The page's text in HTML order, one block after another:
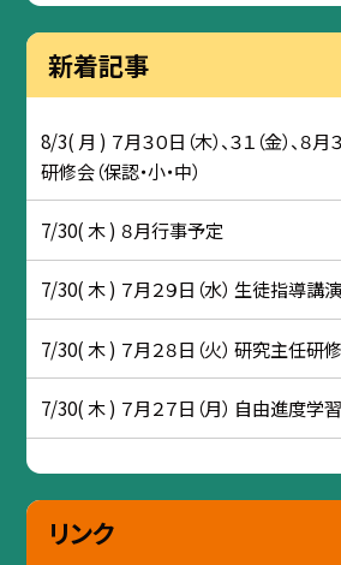
新着記事
8/3( 月 ) ７月３０日（木）、３１（金）、８
研修会（保認・小・中）
7/30( 木 ) ８月行事予定
7/30( 木 ) ７月２９日（水） 生徒指導講
7/30( 木 ) ７月２８日（火） 研究主任研
7/30( 木 ) ７月２７日（月） 自由進度学
リンク